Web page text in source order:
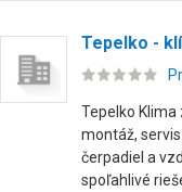
Tepelko -
Tepelko
montáž,
čerpadiel a
spoľahlivé